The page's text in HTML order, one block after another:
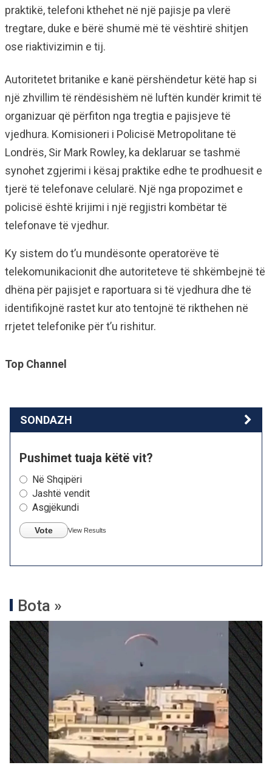
praktikë, telefoni kthehet në një pajisje pa vlerë
tregtare, duke e bërë shumë më të vështirë shitjen
ose riaktivizimin e tij.
Autoritetet britanike e kanë përshëndetur këtë hap si
një zhvillim të rëndësishëm në luftën kundër krimit të
organizuar që përfiton nga tregtia e pajisjeve të
vjedhura. Komisioneri i Policisë Metropolitane të
Londrës, Sir Mark Rowley, ka deklaruar se tashmë
synohet zgjerimi i kësaj praktike edhe te prodhuesit e
tjerë të telefonave celularë. Një nga propozimet e
policisë është krijimi i një regjistri kombëtar të
telefonave të vjedhur.
Ky sistem do t’u mundësonte operatorëve të
telekomunikacionit dhe autoriteteve të shkëmbejnë të
dhëna për pajisjet e raportuara si të vjedhura dhe të
identifikojnë rastet kur ato tentojnë të rikthehen në
rrjetet telefonike për t’u rishitur.
Top Channel
SONDAZH
Pushimet tuaja këtë vit?
Në Shqipëri
Jashtë vendit
Asgjëkundi
Vote View Results
Bota »